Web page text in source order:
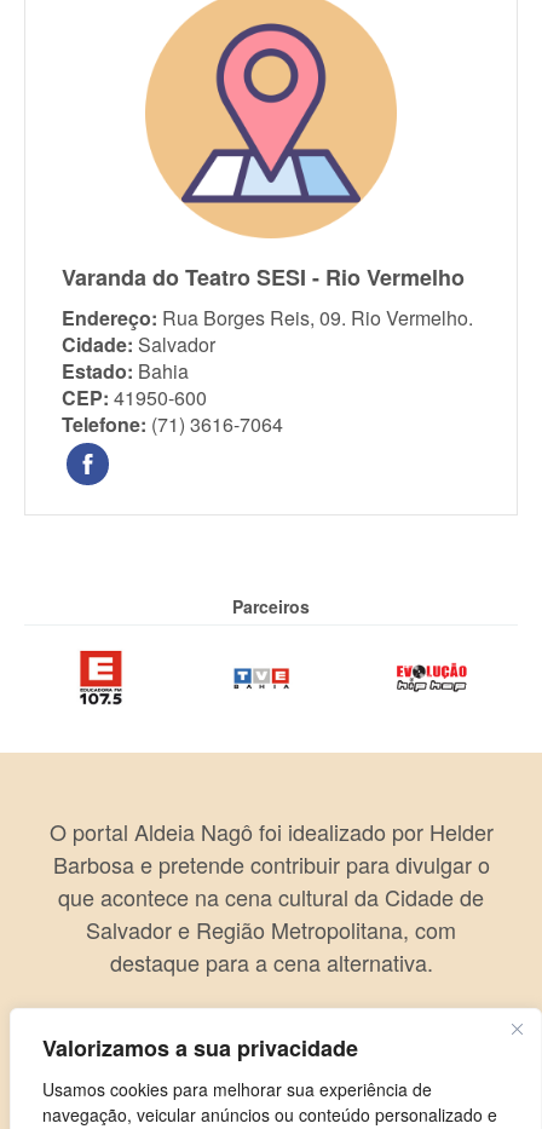
Valorizamos a sua privacidade
Usamos cookies para melhorar sua experiência de
navegação, veicular anúncios ou conteúdo personalizado e
Varanda do Teatro SESI - Rio Vermelho
Endereço: Rua Borges Reis, 09. Rio Vermelho.
Cidade: Salvador
Estado: Bahia
CEP: 41950-600
Telefone: (71) 3616-7064
Parceiros
O portal Aldeia Nagô foi idealizado por Helder
Barbosa e pretende contribuir para divulgar o
que acontece na cena cultural da Cidade de
Salvador e Região Metropolitana, com
destaque para a cena alternativa.